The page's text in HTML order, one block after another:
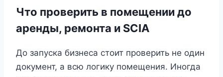
Что проверить в помещении до
аренды, ремонта и SCIA
До запуска бизнеса стоит проверить не один
документ, а всю логику помещения. Иногда